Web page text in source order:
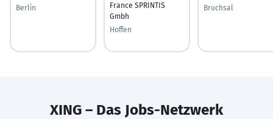
Berlin
France SPRINTIS
Gmbh
Hoffen
Bruchsal
XING – Das Jobs-Netzwerk